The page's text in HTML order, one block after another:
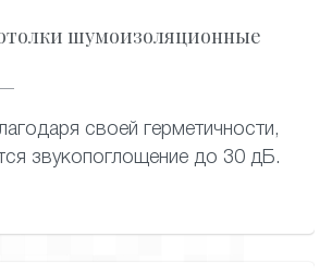
шумоизоляционные
своей герметичности,
звукопоглощение до 30 дБ.